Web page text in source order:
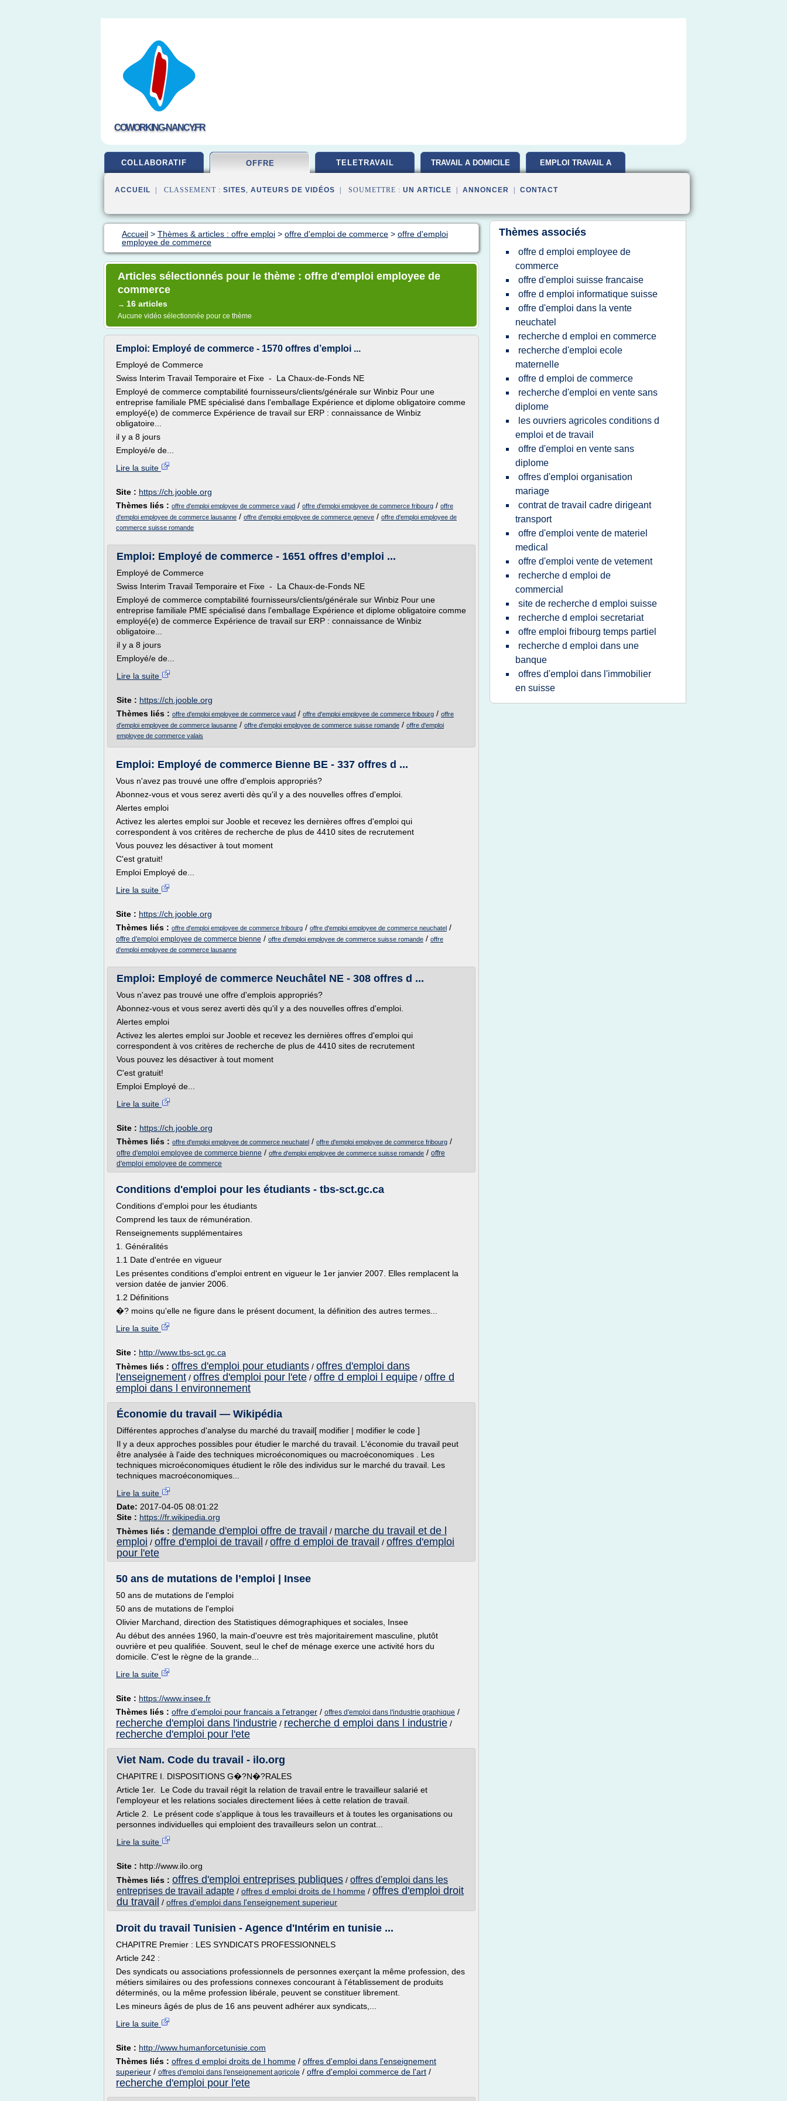
COWORKING-NANCY.FR
COLLABORATIF OFFRE TELETRAVAIL TRAVAIL A DOMICILE EMPLOI TRAVAIL A
ACCUEIL | CLASSEMENT : SITES, AUTEURS DE VIDÉOS | SOUMETTRE : UN ARTICLE ANNONCER CONTACT
Accueil > Thèmes & articles : offre emploi > offre d'emploi de commerce > offre d'emploi
employee de commerce
Articles sélectionnés pour le thème : offre d'emploi employee de
commerce
→ 16 articles
Aucune vidéo sélectionnée pour ce thème
Emploi: Employé de commerce - 1570 offres d’emploi ...
Employé de Commerce
Swiss Interim Travail Temporaire et Fixe - La Chaux-de-Fonds NE
Employé de commerce comptabilité fournisseurs/clients/générale sur Winbiz Pour une
entreprise familiale PME spécialisé dans l'emballage Expérience et diplome obligatoire comme
employé(e) de commerce Expérience de travail sur ERP : connaissance de Winbiz
obligatoire...
il y a 8 jours
Employé/e de...
Lire la suite
Site : https://ch.jooble.org
Thèmes liés : offre d'emploi employee de commerce vaud / offre d'emploi employee de commerce fribourg / offre
d'emploi employee de commerce lausanne / offre d'emploi employee de commerce geneve / offre d'emploi employee de
commerce suisse romande
Emploi: Employé de commerce - 1651 offres d’emploi ...
Employé de Commerce
Swiss Interim Travail Temporaire et Fixe - La Chaux-de-Fonds NE
Employé de commerce comptabilité fournisseurs/clients/générale sur Winbiz Pour une
entreprise familiale PME spécialisé dans l'emballage Expérience et diplome obligatoire comme
employé(e) de commerce Expérience de travail sur ERP : connaissance de Winbiz
obligatoire...
il y a 8 jours
Employé/e de...
Lire la suite
Site : https://ch.jooble.org
Thèmes liés : offre d'emploi employee de commerce vaud / offre d'emploi employee de commerce fribourg / offre
d'emploi employee de commerce lausanne / offre d'emploi employee de commerce suisse romande / offre d'emploi
employee de commerce valais
Emploi: Employé de commerce Bienne BE - 337 offres d ...
Vous n'avez pas trouvé une offre d'emplois appropriés?
Abonnez-vous et vous serez averti dès qu'il y a des nouvelles offres d'emploi.
Alertes emploi
Activez les alertes emploi sur Jooble et recevez les dernières offres d'emploi qui
correspondent à vos critères de recherche de plus de 4410 sites de recrutement
Vous pouvez les désactiver à tout moment
C'est gratuit!
Emploi Employé de...
Lire la suite
Site : https://ch.jooble.org
Thèmes liés : offre d'emploi employee de commerce fribourg / offre d'emploi employee de commerce neuchatel /
offre d'emploi employee de commerce bienne / offre d'emploi employee de commerce suisse romande / offre
d'emploi employee de commerce lausanne
Emploi: Employé de commerce Neuchâtel NE - 308 offres d ...
Vous n'avez pas trouvé une offre d'emplois appropriés?
Abonnez-vous et vous serez averti dès qu'il y a des nouvelles offres d'emploi.
Alertes emploi
Activez les alertes emploi sur Jooble et recevez les dernières offres d'emploi qui
correspondent à vos critères de recherche de plus de 4410 sites de recrutement
Vous pouvez les désactiver à tout moment
C'est gratuit!
Emploi Employé de...
Lire la suite
Site : https://ch.jooble.org
Thèmes liés : offre d'emploi employee de commerce neuchatel / offre d'emploi employee de commerce fribourg /
offre d'emploi employee de commerce bienne / offre d'emploi employee de commerce suisse romande / offre
d'emploi employee de commerce
Conditions d'emploi pour les étudiants - tbs-sct.gc.ca
Conditions d'emploi pour les étudiants
Comprend les taux de rémunération.
Renseignements supplémentaires
1. Généralités
1.1 Date d'entrée en vigueur
Les présentes conditions d'emploi entrent en vigueur le 1er janvier 2007. Elles remplacent la
version datée de janvier 2006.
1.2 Définitions
�? moins qu'elle ne figure dans le présent document, la définition des autres termes...
Lire la suite
Site : http://www.tbs-sct.gc.ca
Thèmes liés : offres d'emploi pour etudiants / offres d'emploi dans
l'enseignement / offres d'emploi pour l'ete / offre d emploi l equipe / offre d
emploi dans l environnement
Économie du travail — Wikipédia
Différentes approches d'analyse du marché du travail[ modifier | modifier le code ]
Il y a deux approches possibles pour étudier le marché du travail. L'économie du travail peut
être analysée à l'aide des techniques microéconomiques ou macroéconomiques . Les
techniques microéconomiques étudient le rôle des individus sur le marché du travail. Les
techniques macroéconomiques...
Lire la suite
Date: 2017-04-05 08:01:22
Site : https://fr.wikipedia.org
Thèmes liés : demande d'emploi offre de travail / marche du travail et de l
emploi / offre d'emploi de travail / offre d emploi de travail / offres d'emploi
pour l'ete
50 ans de mutations de l’emploi | Insee
50 ans de mutations de l'emploi
50 ans de mutations de l'emploi
Olivier Marchand, direction des Statistiques démographiques et sociales, Insee
Au début des années 1960, la main-d'oeuvre est très majoritairement masculine, plutôt
ouvrière et peu qualifiée. Souvent, seul le chef de ménage exerce une activité hors du
domicile. C'est le règne de la grande...
Lire la suite
Site : https://www.insee.fr
Thèmes liés : offre d'emploi pour francais a l'etranger / offres d'emploi dans l'industrie graphique /
recherche d'emploi dans l'industrie / recherche d emploi dans l industrie /
recherche d'emploi pour l'ete
Viet Nam. Code du travail - ilo.org
CHAPITRE I. DISPOSITIONS G�?N�?RALES
Article 1er. Le Code du travail régit la relation de travail entre le travailleur salarié et
l'employeur et les relations sociales directement liées à cette relation de travail.
Article 2. Le présent code s'applique à tous les travailleurs et à toutes les organisations ou
personnes individuelles qui emploient des travailleurs selon un contrat...
Lire la suite
Site : http://www.ilo.org
Thèmes liés : offres d'emploi entreprises publiques / offres d'emploi dans les
entreprises de travail adapte / offres d emploi droits de l homme / offres d'emploi droit
du travail / offres d'emploi dans l'enseignement superieur
Droit du travail Tunisien - Agence d'Intérim en tunisie ...
CHAPITRE Premier : LES SYNDICATS PROFESSIONNELS
Article 242 :
Des syndicats ou associations professionnels de personnes exerçant la même profession, des
métiers similaires ou des professions connexes concourant à l'établissement de produits
déterminés, ou la même profession libérale, peuvent se constituer librement.
Les mineurs âgés de plus de 16 ans peuvent adhérer aux syndicats,...
Lire la suite
Site : http://www.humanforcetunisie.com
Thèmes liés : offres d emploi droits de l homme / offres d'emploi dans l'enseignement
superieur / offres d'emploi dans l'enseignement agricole / offre d'emploi commerce de l'art /
recherche d'emploi pour l'ete
Thèmes associés
offre d emploi employee de
commerce
offre d'emploi suisse francaise
offre d emploi informatique suisse
offre d'emploi dans la vente
neuchatel
recherche d emploi en commerce
recherche d'emploi ecole
maternelle
offre d emploi de commerce
recherche d'emploi en vente sans
diplome
les ouvriers agricoles conditions d
emploi et de travail
offre d'emploi en vente sans
diplome
offres d'emploi organisation
mariage
contrat de travail cadre dirigeant
transport
offre d'emploi vente de materiel
medical
offre d'emploi vente de vetement
recherche d emploi de
commercial
site de recherche d emploi suisse
recherche d emploi secretariat
offre emploi fribourg temps partiel
recherche d emploi dans une
banque
offres d'emploi dans l'immobilier
en suisse